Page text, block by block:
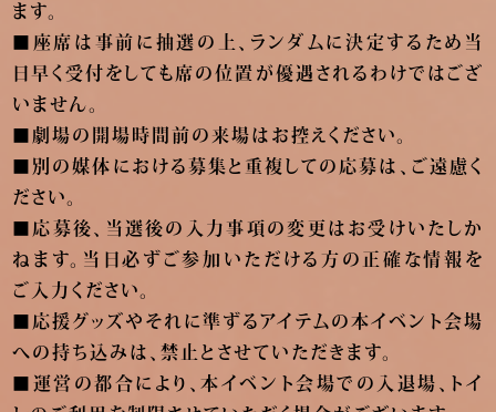
ます。
■座席は事前に抽選の上、ランダムに決定するため当
日早く受付をしても席の位置が優遇されるわけではござ
いません。
■劇場の開場時間前の来場はお控えください。
■別の媒体における募集と重複しての応募は、ご遠慮く
ださい。
■応募後、当選後の入力事項の変更はお受けいたしか
ねます。当日必ずご参加いただける方の正確な情報を
ご入力ください。
■応援グッズやそれに準ずるアイテムの本イベント会場
への持ち込みは、禁止とさせていただきます。
■運営の都合により、本イベント会場での入退場、トイ